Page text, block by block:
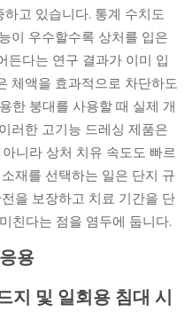
고 있습니다. 통계 수치도
이 우수할수록 상처를 입은
든다는 연구 결과가 이미 입
체액을 효과적으로 차단하도
한 붕대를 사용할 때 실제 개
러한 고기능 드레싱 제품은
니라 상처 치유 속도도 빠르
재를 선택하는 일은 단지 규
을 보장하고 치료 기간을 단
친다는 점을 염두에 둡니다.
용
지 및 일회용 침대 시